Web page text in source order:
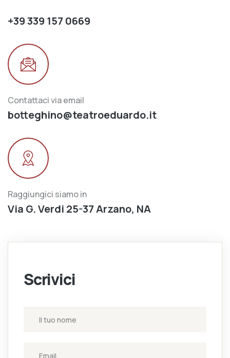
+39 339 157 0669
Contattaci via email
botteghino@teatroeduardo.it
Raggiungici siamo in
Via G. Verdi 25-37 Arzano, NA
Scrivici